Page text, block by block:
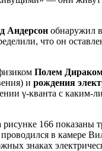
Андерсон обнаружил
что он
Полем
и рождения
γ-кванта с каким-
166 показаны
в камере
знаках